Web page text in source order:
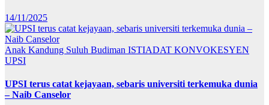
14/11/2025
Anak Kandung Suluh Budiman ISTIADAT KONVOKESYEN
UPSI
UPSI terus catat kejayaan, sebaris universiti terkemuka dunia
– Naib Canselor